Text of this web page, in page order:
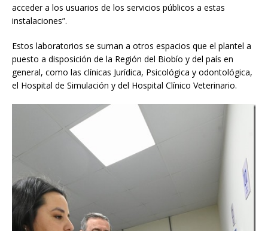
acceder a los usuarios de los servicios públicos a estas
instalaciones”.
Estos laboratorios se suman a otros espacios que el plantel a
puesto a disposición de la Región del Biobío y del país en
general, como las clínicas Jurídica, Psicológica y odontológica,
el Hospital de Simulación y del Hospital Clínico Veterinario.